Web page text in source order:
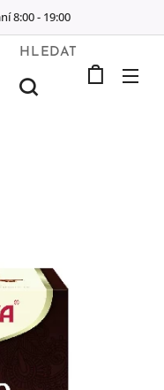
8:00 - 19:00
HLEDAT